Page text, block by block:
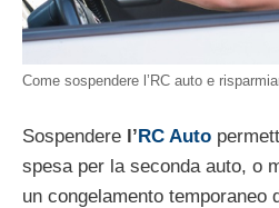
Come sospendere l’RC auto e
Sospendere l’RC Auto
spesa per la seconda auto, o
un congelamento temporaneo